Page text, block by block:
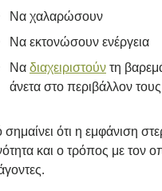
Να χαλαρώσουν
Να εκτονώσουν ενέργεια
Ναδιαχειριστούντη
άνετα στο περιβάλλον
ότι η εμφάνιση
και ο τρόπος με τον